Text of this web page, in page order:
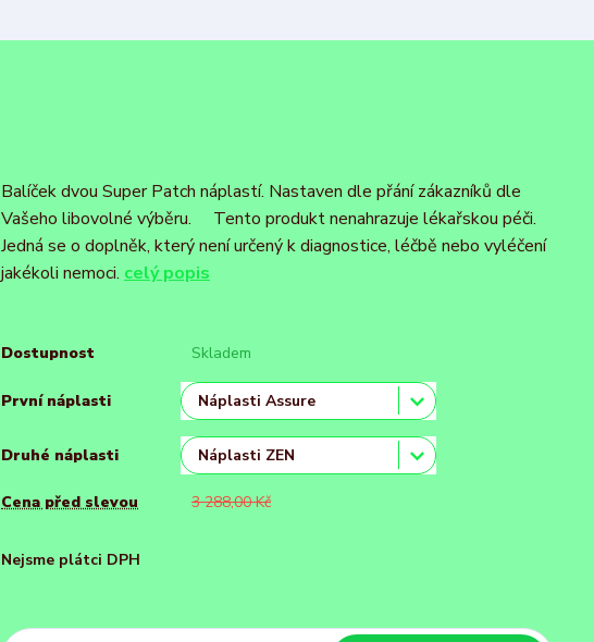
Balíček dvou Super Patch náplastí. Nastaven dle přání zákazníků dle
Vašeho libovolné výběru. Tento produkt nenahrazuje lékařskou péči.
Jedná se o doplněk, který není určený k diagnostice, léčbě nebo vyléčení
jakékoli nemoci. celý popis
Dostupnost Skladem
První náplasti
Druhé náplasti
Cena před slevou 3 288,00 Kč
Nejsme plátci DPH